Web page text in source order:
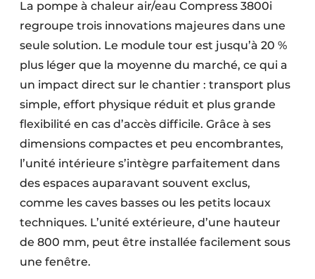
La pompe à chaleur air/eau Compress 3800i
regroupe trois innovations majeures dans une
seule solution. Le module tour est jusqu’à 20 %
plus léger que la moyenne du marché, ce qui a
un impact direct sur le chantier : transport plus
simple, effort physique réduit et plus grande
flexibilité en cas d’accès difficile. Grâce à ses
dimensions compactes et peu encombrantes,
l’unité intérieure s’intègre parfaitement dans
des espaces auparavant souvent exclus,
comme les caves basses ou les petits locaux
techniques. L’unité extérieure, d’une hauteur
de 800 mm, peut être installée facilement sous
une fenêtre.